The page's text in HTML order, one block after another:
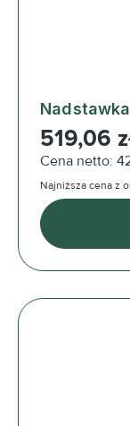
Cena
519,06
Cena netto:
Najniższa cena z